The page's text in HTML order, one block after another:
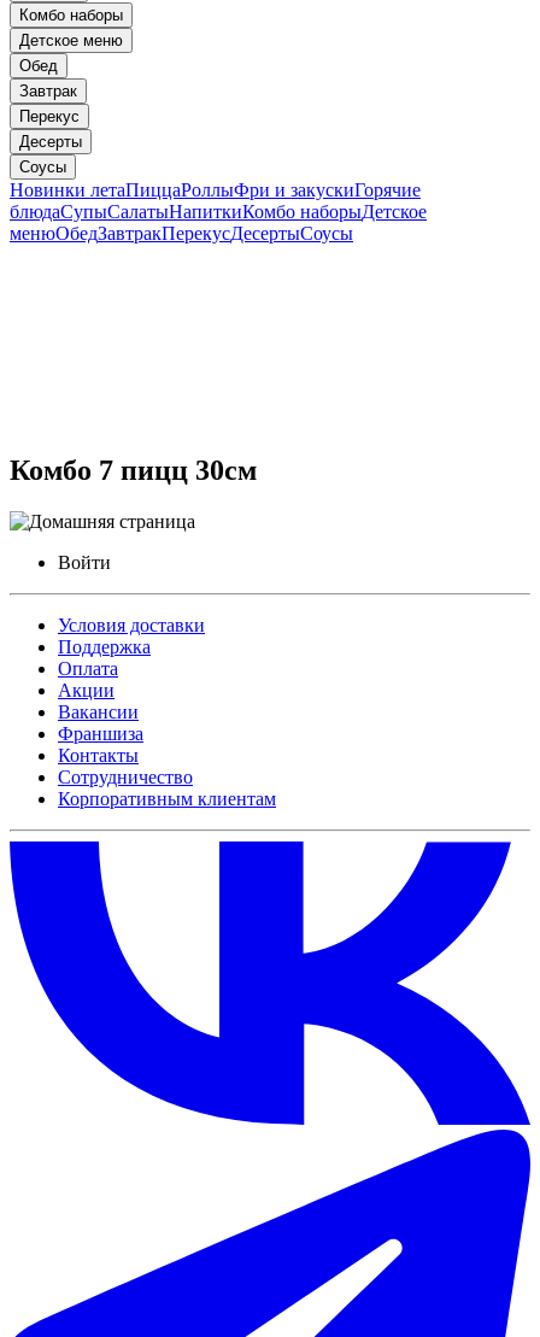
Комбо наборы
Детское меню
Обед
Завтрак
Перекус
Десерты
Соусы
Новинки летаПиццаРоллыФри и закускиГорячие
блюдаСупыСалатыНапиткиКомбо наборыДетское
менюОбедЗавтракПерекусДесертыСоусы
Комбо 7 пицц 30см
Войти
Условия доставки
Поддержка
Оплата
Акции
Вакансии
Франшиза
Контакты
Сотрудничество
Корпоративным клиентам